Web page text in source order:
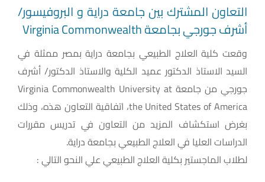
التعاون المشترك بين جامعة دراية و البروفيسور/
أشرف جورجي بجامعة Virginia Commonwealth
وقعت كلية العلاج الطبيعي بجامعة دراية بمصر ممثلة في
السيد الاستاذ الدكتور عميد الكلية والاستاذ الدكتور/ أشرف
جورجي من جامعة Virginia Commonwealth University at
the United States of America، اتفاقية التعاون هذه، وذلك
بغرض استكشاف المزيد من التعاون في تدريس مقررات
الدراسات العليا في العلاج الطبيعي بجامعة دراية.
لطلاب الماجستير بكلية العلاج الطبيعي علي النحو التالي :